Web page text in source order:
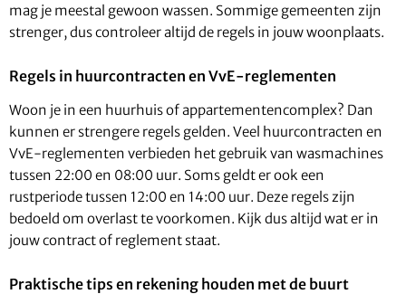
mag je meestal gewoon wassen. Sommige gemeenten zijn
strenger, dus controleer altijd de regels in jouw woonplaats.
Regels in huurcontracten en VvE-reglementen
Woon je in een huurhuis of appartementencomplex? Dan
kunnen er strengere regels gelden. Veel huurcontracten en
VvE-reglementen verbieden het gebruik van wasmachines
tussen 22:00 en 08:00 uur. Soms geldt er ook een
rustperiode tussen 12:00 en 14:00 uur. Deze regels zijn
bedoeld om overlast te voorkomen. Kijk dus altijd wat er in
jouw contract of reglement staat.
Praktische tips en rekening houden met de buurt